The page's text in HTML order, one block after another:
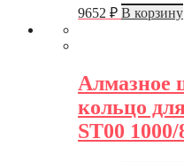
9652 ₽ В корзину
Алмазное
кольцо
ST00 1000/